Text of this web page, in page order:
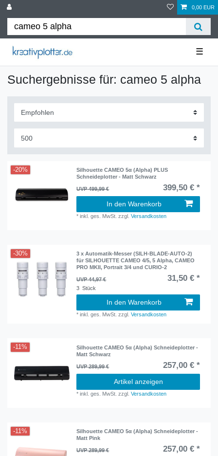
0,00 EUR
☰
Suchergebnisse für: cameo 5 alpha
-20%
Silhouette CAMEO 5α (Alpha) PLUS
Schneideplotter - Matt Schwarz
UVP 499,99 € 399,50 € *
In den Warenkorb
*inkl. ges. MwSt. zzgl.Versandkosten
-30%
3 x Automatik-Messer (SILH-BLADE-AUTO-2)
für SILHOUETTE CAMEO 4/5, 5 Alpha, CAMEO
PRO MKII, Portrait 3/4 und CURIO-2
UVP 44,97 € 31,50 € *
3 Stück
In den Warenkorb
*inkl. ges. MwSt. zzgl.Versandkosten
-11%
Silhouette CAMEO 5α (Alpha) Schneideplotter -
Matt Schwarz
UVP 289,99 € 257,00 € *
Artikel anzeigen
*inkl. ges. MwSt. zzgl.Versandkosten
-11%
Silhouette CAMEO 5α (Alpha) Schneideplotter -
Matt Pink
UVP 289,99 € 257,00 € *